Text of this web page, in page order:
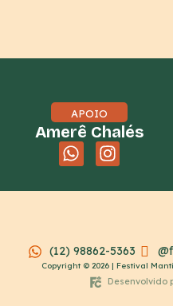
APOIO
Amerê Chalés
(12) 98862-5363
Copyright © 2026 | Festival
Desenvolvido